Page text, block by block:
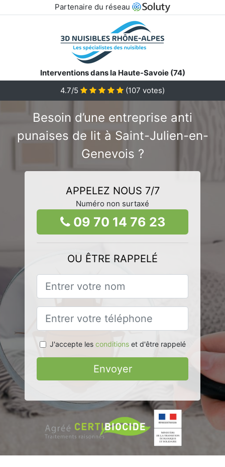
Partenaire du réseau
Interventions dans la Haute-Savoie (74)
4.7/5
(107 votes)
Besoin d’une entreprise anti
punaises de lit à Saint-Julien-en-
Genevois ?
APPELEZ NOUS 7/7
Numéro non surtaxé
09 70 14 76 23
OU ÊTRE RAPPELÉ
J'accepte les conditionset d'être rappelé
Envoyer